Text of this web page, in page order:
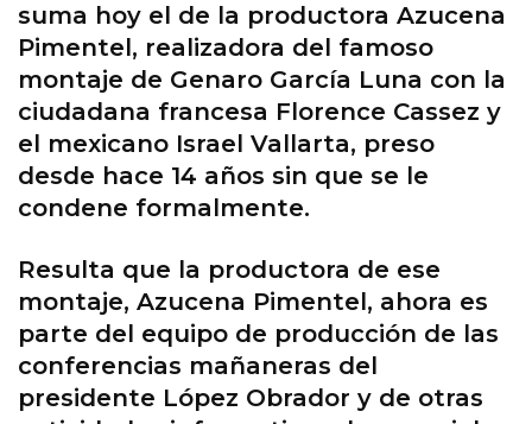
suma hoy el de la productora Azucena
Pimentel, realizadora del famoso
montaje de Genaro García Luna con la
ciudadana francesa Florence Cassez y
el mexicano Israel Vallarta, preso
desde hace 14 años sin que se le
condene formalmente.
Resulta que la productora de ese
montaje, Azucena Pimentel, ahora es
parte del equipo de producción de las
conferencias mañaneras del
presidente López Obrador y de otras